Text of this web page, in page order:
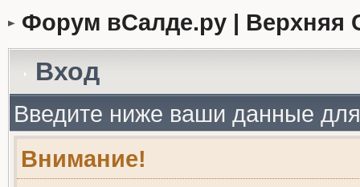
Форум вСалде.ру | Верхняя
Вход
Введите ниже ваши данные
Внимание!